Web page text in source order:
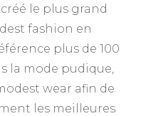
le plus grand
fashion en
plus de 100
la mode pudique,
wear afin de
les meilleures